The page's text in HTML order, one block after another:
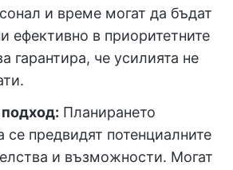
и време могат да бъдат
ефективно в приоритетните
гарантира, че усилията не
Планирането
се предвидят потенциалните
и възможности. Могат